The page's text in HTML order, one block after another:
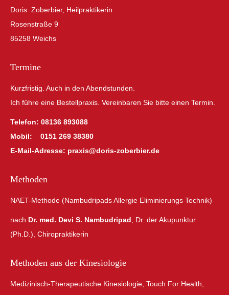
Doris Zoberbier, Heilpraktikerin
Rosenstraße 9
85258 Weichs
Termine
Kurzfristig. Auch in den Abendstunden.
Ich führe eine Bestellpraxis. Vereinbaren Sie bitte einen Termin.
Telefon: 08136 893088
Mobil: 0151 269 38380
E-Mail-Adresse: praxis@doris-zoberbier.de
Methoden
NAET-Methode (Nambudripads Allergie Eliminierungs Technik)
nach Dr. med. Devi S. Nambudripad , Dr. der Akupunktur
(Ph.D.), Chiropraktikerin
Methoden aus der Kinesiologie
Medizinisch-Therapeutische Kinesiologie, Touch For Health,